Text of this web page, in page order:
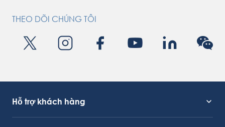
THEO DÕI CHÚNG TÔI
Hỗ trợ khách hàng